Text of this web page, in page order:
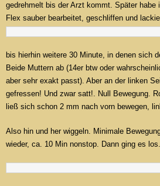
gedrehmelt bis der Arzt kommt. Später habe
Flex sauber bearbeitet, geschliffen und
bis hierhin weitere 30 Minute, in denen sich
Beide Muttern ab (14er btw oder
aber sehr exakt passt). Aber an der linken
gefressen! Und zwar satt!. Null Bewegung.
ließ sich schon 2 mm nach vorn bewegen,
Also hin und her wiggeln. Minimale
wieder, ca. 10 Min nonstop. Dann ging es los.